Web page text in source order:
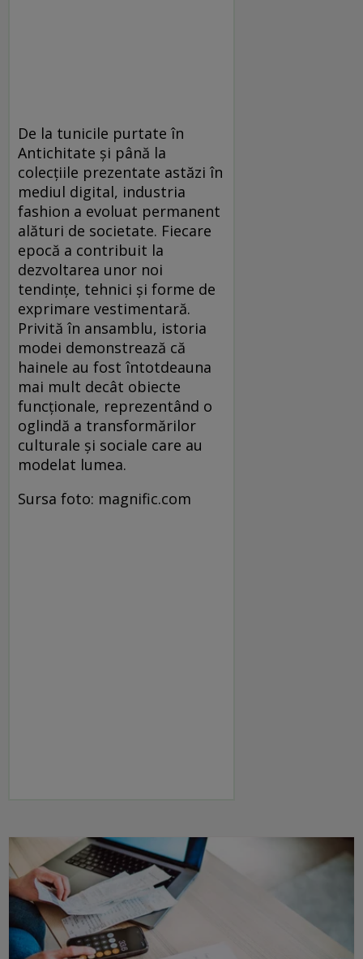
De la tunicile purtate în
Antichitate și până la
colecțiile prezentate astăzi în
mediul digital, industria
fashion a evoluat permanent
alături de societate. Fiecare
epocă a contribuit la
dezvoltarea unor noi
tendințe, tehnici și forme de
exprimare vestimentară.
Privită în ansamblu, istoria
modei demonstrează că
hainele au fost întotdeauna
mai mult decât obiecte
funcționale, reprezentând o
oglindă a transformărilor
culturale și sociale care au
modelat lumea.
Sursa foto: magnific.com